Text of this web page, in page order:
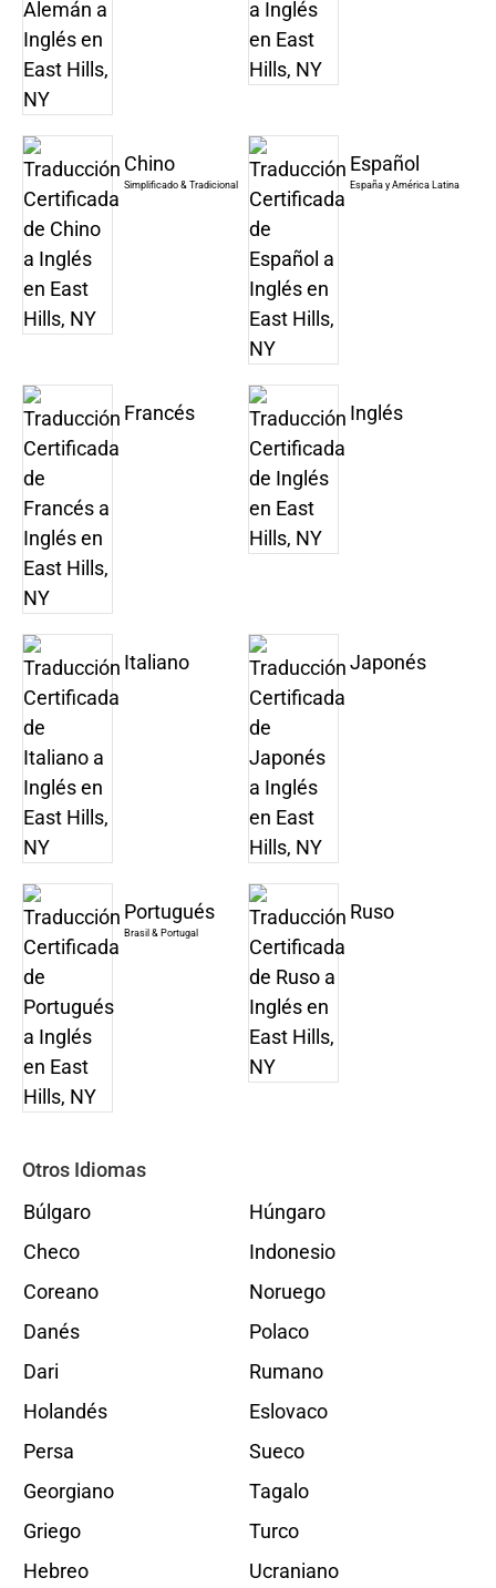
Chino
Simplificado & Tradicional
Español
España y América Latina
Francés Inglés
Italiano Japonés
Portugués
Brasil & Portugal
Ruso
Otros Idiomas
Búlgaro
Checo
Coreano
Danés
Dari
Holandés
Persa
Georgiano
Griego
Hebreo
Húngaro
Indonesio
Noruego
Polaco
Rumano
Eslovaco
Sueco
Tagalo
Turco
Ucraniano